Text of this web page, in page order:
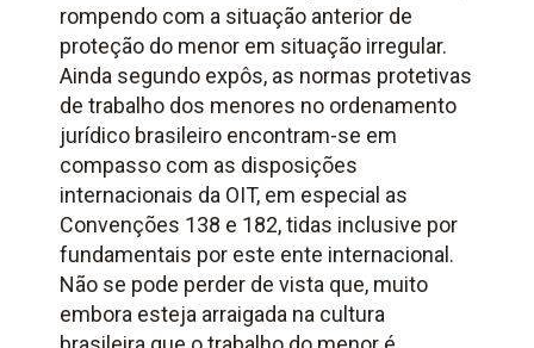
rompendo com a situação anterior de
proteção do menor em situação irregular.
Ainda segundo expôs, as normas protetivas
de trabalho dos menores no ordenamento
jurídico brasileiro encontram-se em
compasso com as disposições
internacionais da OIT, em especial as
Convenções 138 e 182, tidas inclusive por
fundamentais por este ente internacional.
Não se pode perder de vista que, muito
embora esteja arraigada na cultura